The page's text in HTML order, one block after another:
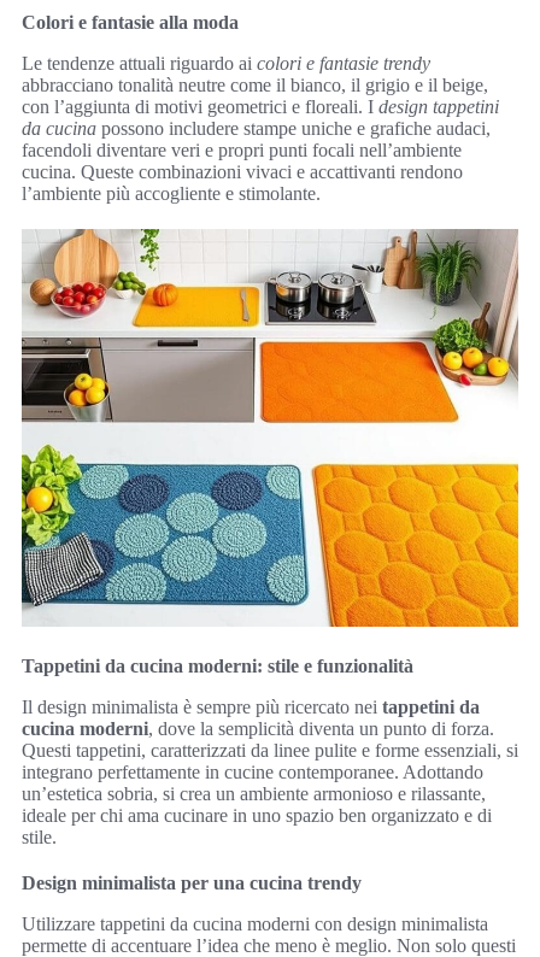
Colori e fantasie alla moda
Le tendenze attuali riguardo ai colori e fantasie trendy
abbracciano tonalità neutre come il bianco, il grigio e il beige,
con l’aggiunta di motivi geometrici e floreali. I design tappetini
da cucina possono includere stampe uniche e grafiche audaci,
facendoli diventare veri e propri punti focali nell’ambiente
cucina. Queste combinazioni vivaci e accattivanti rendono
l’ambiente più accogliente e stimolante.
Tappetini da cucina moderni: stile e funzionalità
Il design minimalista è sempre più ricercato nei tappetini da
cucina moderni, dove la semplicità diventa un punto di forza.
Questi tappetini, caratterizzati da linee pulite e forme essenziali, si
integrano perfettamente in cucine contemporanee. Adottando
un’estetica sobria, si crea un ambiente armonioso e rilassante,
ideale per chi ama cucinare in uno spazio ben organizzato e di
stile.
Design minimalista per una cucina trendy
Utilizzare tappetini da cucina moderni con design minimalista
permette di accentuare l’idea che meno è meglio. Non solo questi